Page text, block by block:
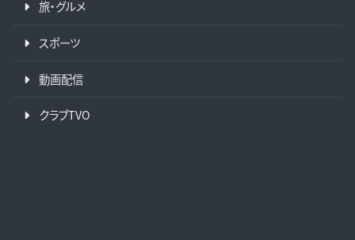
旅・グルメ
スポーツ
動画配信
クラブTVO